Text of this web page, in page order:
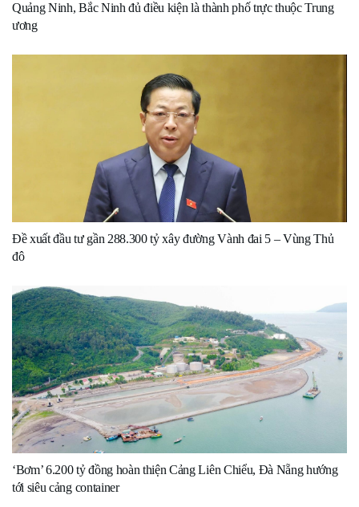
Quảng Ninh, Bắc Ninh đủ điều kiện là thành phố trực thuộc Trung
ương
Đề xuất đầu tư gần 288.300 tỷ xây đường Vành đai 5 – Vùng Thủ
đô
‘Bơm’ 6.200 tỷ đồng hoàn thiện Cảng Liên Chiểu, Đà Nẵng hướng
tới siêu cảng container